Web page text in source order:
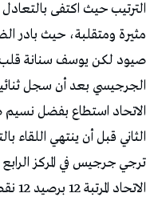
الترتيب حيث اكتفى
مثيرة ومتقلبة، حيث بادر
صيود لكن يوسف سنانة قلب
الجرجيسي بعد أن سجل
الاتحاد استطاع بفضل
الاتحاد المرتبة 12 برصيد 12 نقطة.